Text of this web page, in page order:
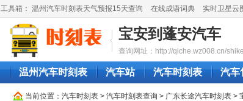
工具箱： 温州汽车时刻表天气预报15天查询 在线成语词典 实时卫星云
宝安到蓬安汽车
查询网址：http://qiche.wz008.cn/
温州汽车时刻表 汽车站 汽车时刻表 汽车
当前位置： 汽车时刻表 > 汽车时刻表查询 > 广东长途汽车时刻表 >